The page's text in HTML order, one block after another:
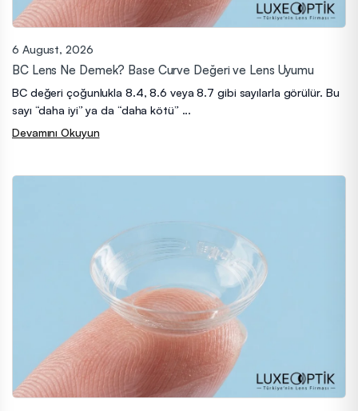
6 August, 2026
BC Lens Ne Demek? Base Curve Değeri ve Lens Uyumu
BC değeri çoğunlukla 8.4, 8.6 veya 8.7 gibi sayılarla görülür. Bu
sayı “daha iyi” ya da “daha kötü” ...
Devamını Okuyun